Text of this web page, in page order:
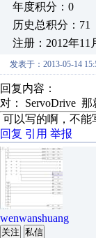
年度积分：0
历史总积分：71
注册：2012年11
发表于：2013-05-14
回复内容：
对： ServoDrive 那
可以写的啊，不能
回复 引用 举报
wenwanshuang
关注 私信